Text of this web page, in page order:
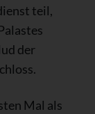
teil,
der
Mal als